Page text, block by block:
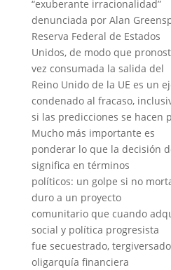
“exuberante irracionalidad”
denunciada por Alan
Reserva Federal de Estados
Unidos, de modo que
vez consumada la salida del
Reino Unido de la UE es un
condenado al fracaso,
si las predicciones se hacen
Mucho más importante es
ponderar lo que la decisión
significa en términos
políticos: un golpe si no
duro a un proyecto
comunitario que cuando
social y política progresista
fue secuestrado,
oligarquía financiera